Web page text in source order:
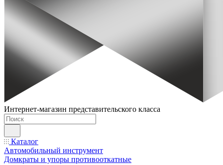
Интернет-магазин представительского класса
Каталог
Автомобильный инструмент
Домкраты и упоры противооткатные